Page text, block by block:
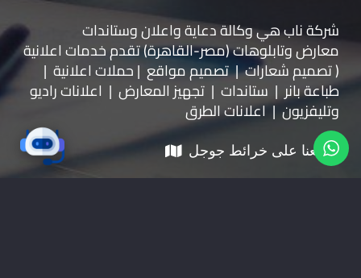
شركة ناب هي وكالة دعاية واعلان وستاندات
معارضوتابلوهات(مصر-القاهرة) تقدم خدمات اعلانية
( تصميم شعارات | تصميم مواقع | حملات اعلانية |
طباعة بانر | ستاندات | تجهيز المعارض | اعلانات راديو
وتليفزيون | اعلانات الطرق
موقعنا على خرائط جوجل